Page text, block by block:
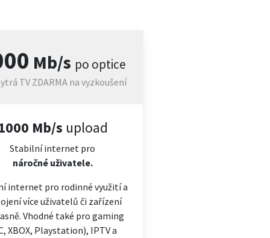
Mb/s po optice
TV ZDARMA na vyzkoušení
Mb/s upload
Stabilní internet pro
náročnéuživatele.
internet pro rodinné využití a
více uživatelů či zařízení
Vhodné také pro gaming
XBOX, Playstation), IPTV a